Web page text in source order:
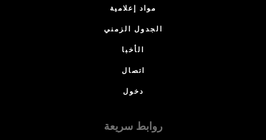
مواد إعلامية
الجدول الزمني
الأخبا
اتصال
دخول
روابط سريعة